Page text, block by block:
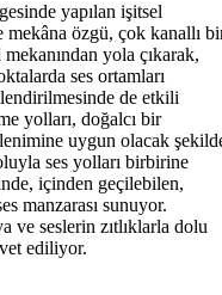
yapılan işitsel
mekâna özgü, çok kanallı
yola çıkarak,
ses ortamları
de etkili
yolları, doğalcı bir
uygun olacak
ses yolları birbirine
içinden geçilebilen,
manzarası sunuyor.
ve seslerin zıtlıklarla dolu
ediliyor.